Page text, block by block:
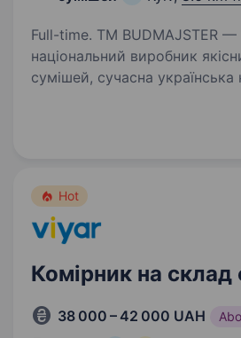
Full-time. ТМ BUDMAJSTER — потужний
національний виробник
сумішей, сучасна українська
Hot
Комірник на склад
38 000 – 42 000 UAH